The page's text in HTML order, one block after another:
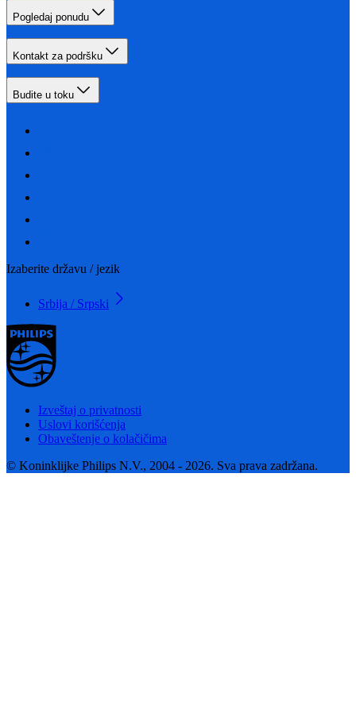
Pogledaj ponudu
Kontakt za podršku
Budite u toku
Izaberite državu / jezik
Srbija / Srpski
Izveštaj o privatnosti
Uslovi korišćenja
Obaveštenje o kolačičima
© Koninklijke Philips N.V., 2004 - 2026. Sva prava zadržana.